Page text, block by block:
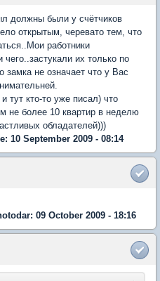
должны были у счётчиков
открытым, черевато тем, что
работники
их только по
замка не означает что у Вас
тут кто-то уже писал) что
не более 10 квартир в неделю
обладателей)))
10 September 2009 - 08:14
09 October 2009 - 18:16